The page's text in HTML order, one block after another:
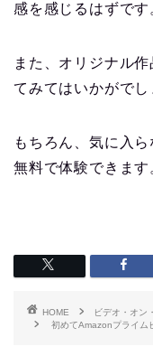
感を感じるはずです
また、オリジナル
てみてはいかがでし
もちろん、気に入
無料で体験できます
HOME
ビデオ・オン
初めてAmazonプライム